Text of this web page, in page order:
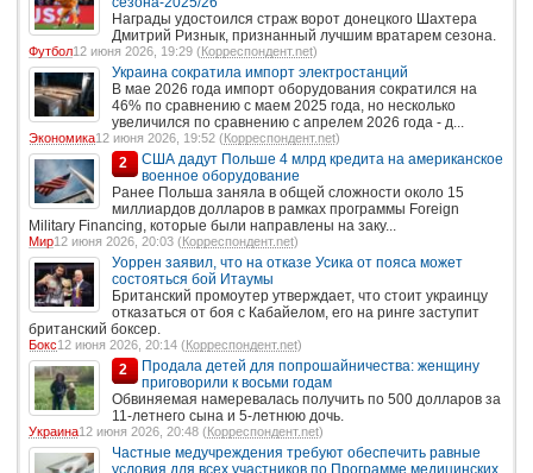
Награды удостоился страж ворот донецкого Шахтера
Дмитрий Ризнык, признанный лучшим вратарем сезона.
Футбол12 июня 2026, 19:29 (Корреспондент.net)
Украина сократила импорт электростанций
В мае 2026 года импорт оборудования сократился на
46% по сравнению с маем 2025 года, но несколько
увеличился по сравнению с апрелем 2026 года - д...
Экономика12 июня 2026, 19:52 (Корреспондент.net)
2
США дадут Польше 4 млрд кредита на американское
военное оборудование
Ранее Польша заняла в общей сложности около 15
миллиардов долларов в рамках программы Foreign
Military Financing, которые были направлены на заку...
Мир12 июня 2026, 20:03 (Корреспондент.net)
Уоррен заявил, что на отказе Усика от пояса может
состояться бой Итаумы
Британский промоутер утверждает, что стоит украинцу
отказаться от боя с Кабайелом, его на ринге заступит
британский боксер.
Бокс12 июня 2026, 20:14 (Корреспондент.net)
2
Продала детей для попрошайничества: женщину
приговорили к восьми годам
Обвиняемая намеревалась получить по 500 долларов за
11-летнего сына и 5-летнюю дочь.
Украина12 июня 2026, 20:48 (Корреспондент.net)
Частные медучреждения требуют обеспечить равные
условия для всех участников по Программе медицинских